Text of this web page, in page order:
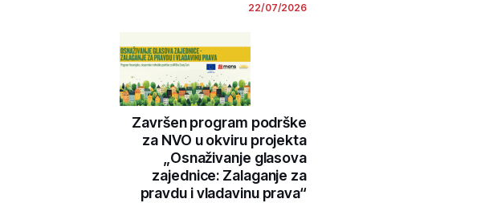
22/07/2026
Završen program podrške
za NVO u okviru projekta
„Osnaživanje glasova
zajednice: Zalaganje za
pravdu i vladavinu prava“